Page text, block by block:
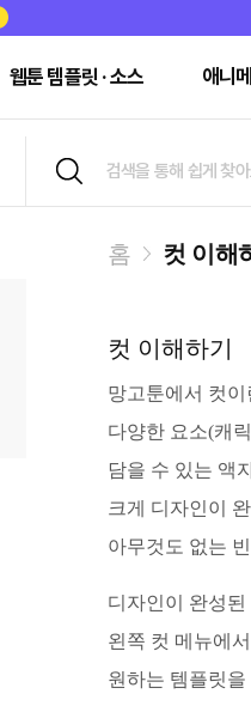
웹툰 템플릿 · 소스 애니
홈 컷 이해
컷 이해하기
망고툰에서 컷이
다양한 요소(캐
담을 수 있는 액
크게 디자인이
아무것도 없는
디자인이 완성
왼쪽 컷 메뉴에
원하는 템플릿